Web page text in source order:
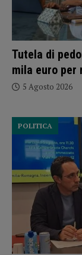
Tutela di
mila euro per
5 Agosto 2026
POLITICA